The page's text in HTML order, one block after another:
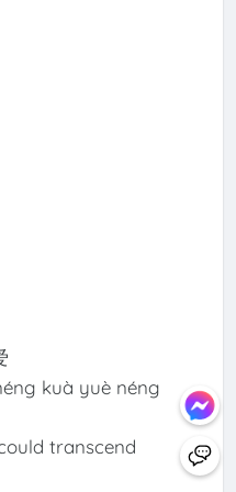
kuà yuè néng
transcend